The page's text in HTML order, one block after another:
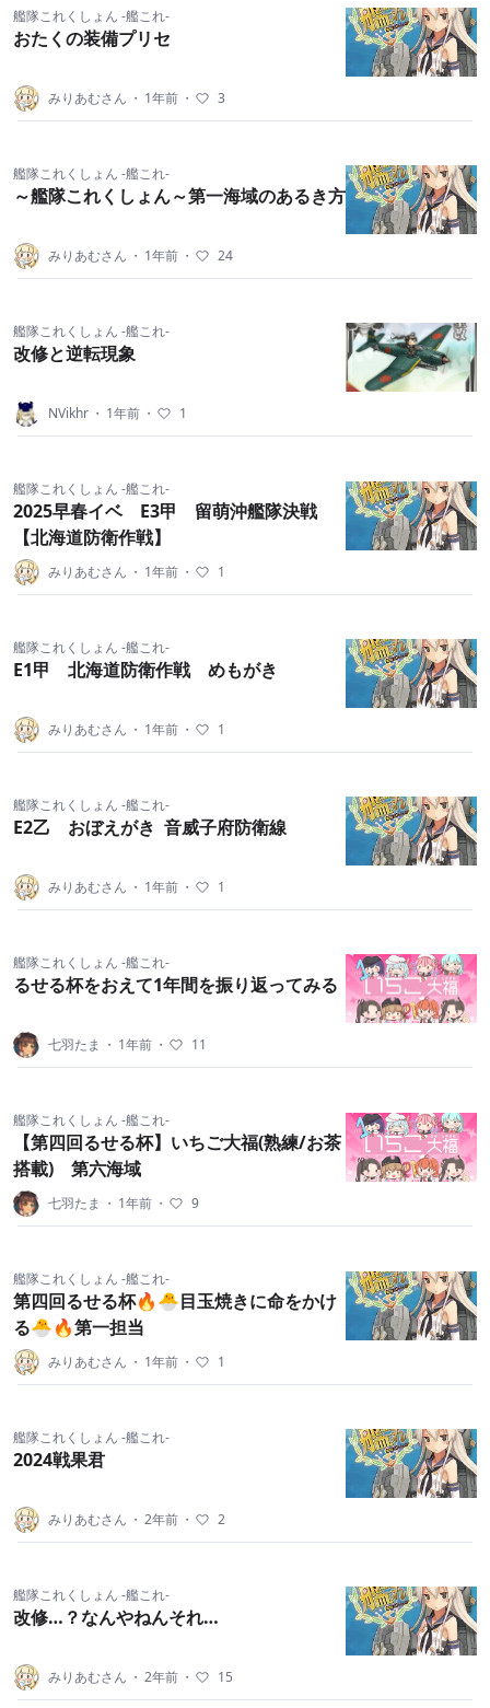
艦隊これくしょん -艦これ-
おたくの装備プリセ
みりあむさん ・ 1年前 ・ 3
艦隊これくしょん -艦これ-
～艦隊これくしょん～第一海域のあるき方
みりあむさん ・ 1年前 ・ 24
艦隊これくしょん -艦これ-
改修と逆転現象
NVikhr ・ 1年前 ・ 1
艦隊これくしょん -艦これ-
2025早春イベ E3甲 留萌沖艦隊決戦
【北海道防衛作戦】
みりあむさん ・ 1年前 ・ 1
艦隊これくしょん -艦これ-
E1甲 北海道防衛作戦 めもがき
みりあむさん ・ 1年前 ・ 1
艦隊これくしょん -艦これ-
E2乙 おぼえがき 音威子府防衛線
みりあむさん ・ 1年前 ・ 1
艦隊これくしょん -艦これ-
るせる杯をおえて1年間を振り返ってみる
七羽たま ・ 1年前 ・ 11
艦隊これくしょん -艦これ-
【第四回るせる杯】いちご大福(熟練/お茶
搭載) 第六海域
七羽たま ・ 1年前 ・ 9
艦隊これくしょん -艦これ-
第四回るせる杯🔥🐣目玉焼きに命をかけ
る🐣🔥第一担当
みりあむさん ・ 1年前 ・ 1
艦隊これくしょん -艦これ-
2024戦果君
みりあむさん ・ 2年前 ・ 2
艦隊これくしょん -艦これ-
改修…？なんやねんそれ…
みりあむさん ・ 2年前 ・ 15